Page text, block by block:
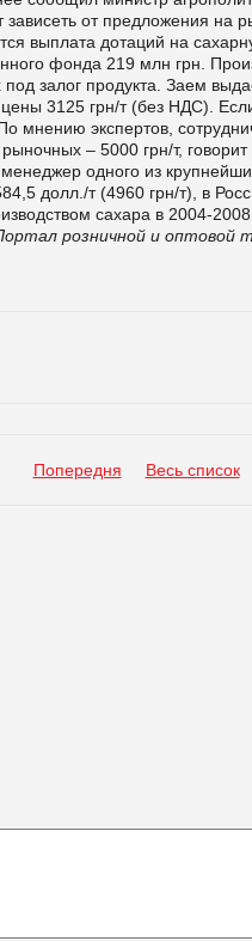
зависеть от предложения на
выплата дотаций на
фонда 219 млн грн.
залог продукта. Заем
цены 3125 грн/т (без НДС).
мнению экспертов,
– 5000 грн/т, говорит
одного из
долл./т (4960 грн/т), в
сахара в 2004-2008
розничной и оптовой
Попередня Весь список